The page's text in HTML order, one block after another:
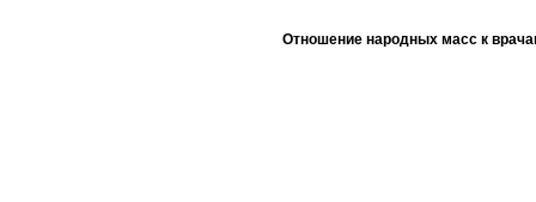
Отношение народных масс к